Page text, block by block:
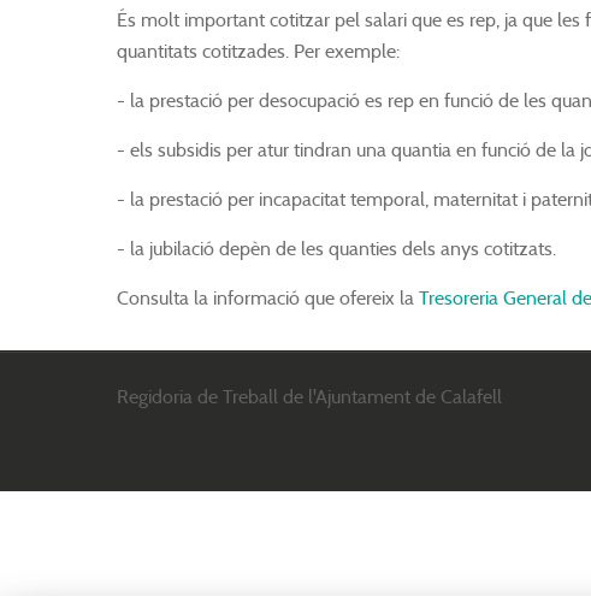
És molt important cotitzar pel salari que es rep, ja que
quantitats cotitzades. Per exemple:
- la prestació per desocupació es rep en funció de les
- els subsidis per atur tindran una quantia en funció de la
- la prestació per incapacitat temporal, maternitat i
- la jubilació depèn de les quanties dels anys cotitzats.
Consulta la informació que ofereix la Tresoreria General
Regidoria de Treball de l'Ajuntament de Calafell